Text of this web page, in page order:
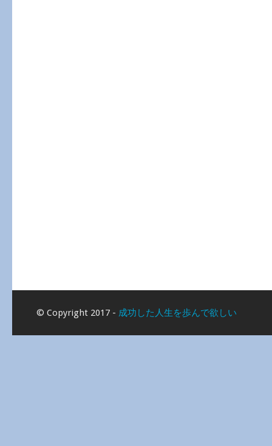
© Copyright 2017 - 成功した人生を歩んで欲しい